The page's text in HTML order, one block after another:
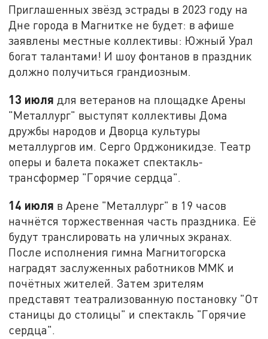
Приглашенных звёзд эстрады в 2023 году на
Дне города в Магнитке не будет: в афише
заявлены местные коллективы: Южный Урал
богат талантами! И шоу фонтанов в праздник
должно получиться грандиозным.
13 июля для ветеранов на площадке Арены
"Металлург" выступят коллективы Дома
дружбы народов и Дворца культуры
металлургов им. Серго Орджоникидзе. Театр
оперы и балета покажет спектакль-
трансформер "Горячие сердца".
14 июля в Арене "Металлург" в 19 часов
начнётся торжественная часть праздника. Её
будут транслировать на уличных экранах.
После исполнения гимна Магнитогорска
наградят заслуженных работников ММК и
почётных жителей. Затем зрителям
представят театрализованную постановку "От
станицы до столицы" и спектакль "Горячие
сердца".